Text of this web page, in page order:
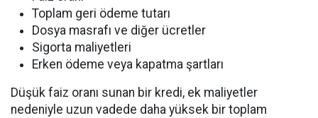
Toplam geri ödeme tutarı
Dosya masrafı ve diğer ücretler
Sigorta maliyetleri
Erken ödeme veya kapatma şartları
Düşük faiz oranı sunan bir kredi, ek maliyetler
nedeniyle uzun vadede daha yüksek bir toplam